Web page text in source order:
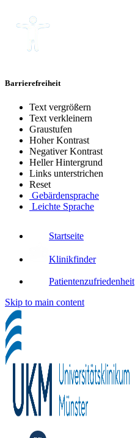
Barrierefreiheit
Text vergrößern
Text verkleinern
Graustufen
Hoher Kontrast
Negativer Kontrast
Heller Hintergrund
Links unterstrichen
Reset
Gebärdensprache
Leichte Sprache
Startseite
Klinikfinder
Patientenzufriedenheit
Skip to main content